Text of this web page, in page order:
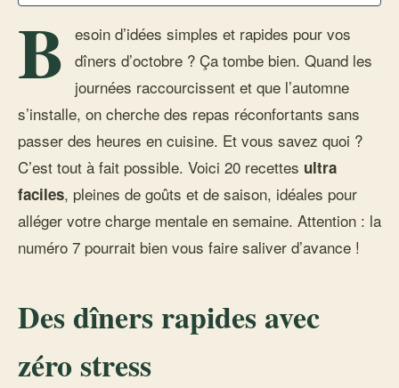
B esoin d’idées simples et rapides pour vos
dîners d’octobre ? Ça tombe bien. Quand les
journées raccourcissent et que l’automne
s’installe, on cherche des repas réconfortants sans
passer des heures en cuisine. Et vous savez quoi ?
C’est tout à fait possible. Voici 20 recettes ultra
faciles, pleines de goûts et de saison, idéales pour
alléger votre charge mentale en semaine. Attention : la
numéro 7 pourrait bien vous faire saliver d’avance !
Des dîners rapides avec
zéro stress